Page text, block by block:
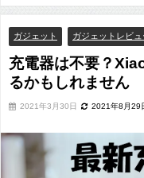
しれません
ガジェット ガジェットレビュ
充電器は不要？
るかもしれません
2021年3月30日 2021年8月29